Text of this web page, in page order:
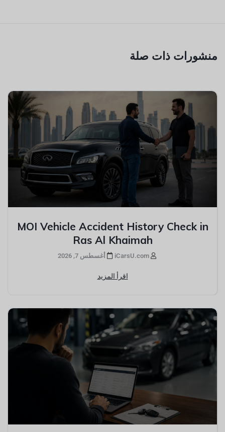
منشورات ذات صلة
MOI Vehicle Accident History Check in
Ras Al Khaimah
أغسطس 7, 2026
اقرأ المزيد